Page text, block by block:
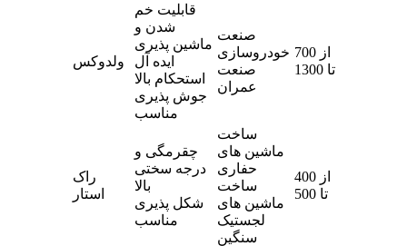
ولدوکس
قابلیت خم
شدن و
ماشین پذیری
ایده آل
استحکام بالا
جوش پذیری
مناسب
صنعت
خودروسازی
صنعت
عمران
از 700
تا 1300
راک
استار
چقرمگی و
درجه سختی
بالا
شکل پذیری
مناسب
ساخت
ماشین های
حفاری
ساخت
ماشین های
لجستیک
سنگین
از 400
تا 500